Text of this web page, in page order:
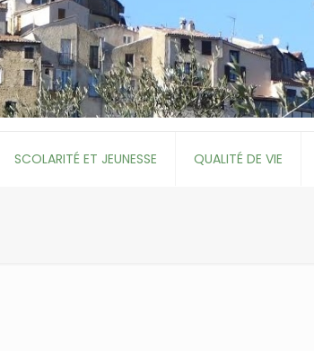
SCOLARITÉ ET JEUNESSE QUALITÉ DE VIE